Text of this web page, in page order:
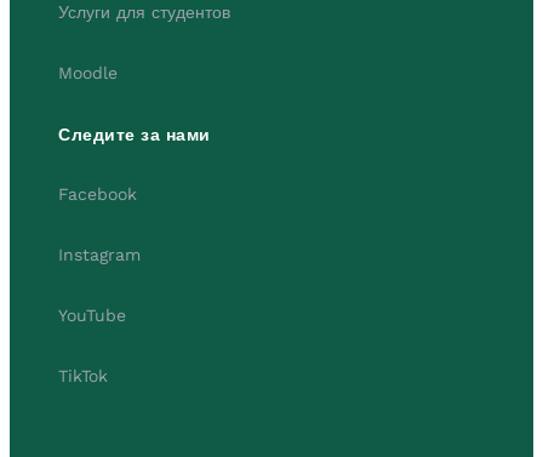
Услуги для студентов
Moodle
Следите за нами
Facebook
Instagram
YouTube
TikTok